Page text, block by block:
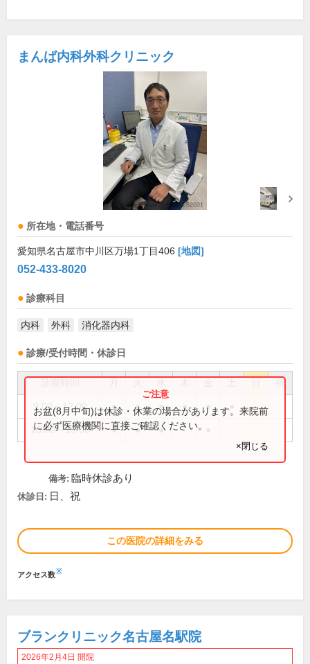
まんば内科外科クリニック
所在地・電話番号
愛知県名古屋市中川区万場1丁目406 [地図]
052-433-8020
診療科目
内科 外科 消化器内科
診療/受付時間・休診日
祝
9:00～12:00 ● ● ● ● ●
16:00～19:00 ● ● ●
お盆(8月中旬)は休診・休業の場合があります。来院前
に必ず医療機関に直接ご確認ください。
×閉じる
備考: 臨時休診あり
休診日: 日、祝
この医院の詳細をみる
アクセス数※
ブランクリニック名古屋名駅院
2026年2月4日 開院